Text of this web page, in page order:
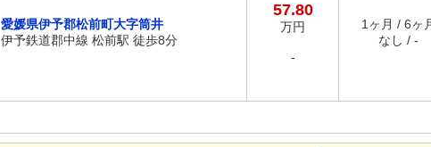
愛媛県伊予郡松前町大字筒井
伊予鉄道郡中線 松前駅 徒歩8分
57.80
万円
-
1ヶ月 / 6ヶ
なし / -